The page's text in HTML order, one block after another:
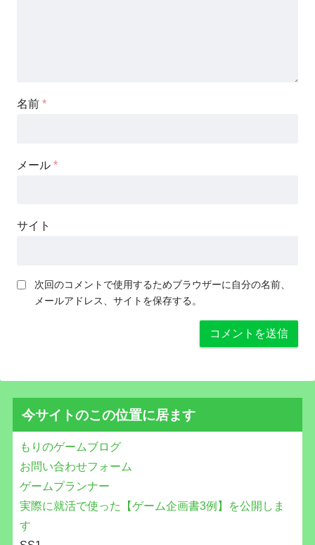
名前 *
メール *
サイト
次回のコメントで使用するためブラウザーに自分の名前、
メールアドレス、サイトを保存する。
今サイトのこの位置に居ます
もりのゲームブログ
お問い合わせフォーム
ゲームプランナー
実際に就活で使った【ゲーム企画書3例】を公開しま
す